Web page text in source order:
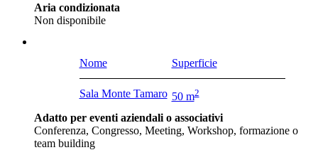
Aria condizionata
Non disponibile
Nome Superficie
Sala Monte Tamaro 50 m2
Adatto per eventi aziendali o associativi
Conferenza, Congresso, Meeting, Workshop, formazione o
team building